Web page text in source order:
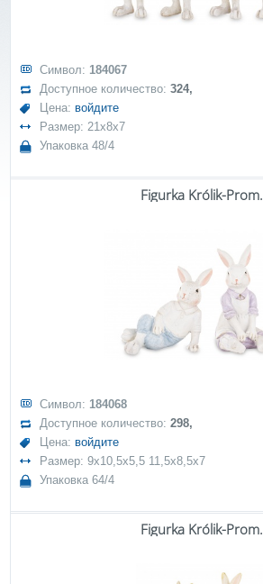
Символ: 184067
Доступное количество:324,
Цена: войдите
Размер: 21x8x7
Упаковка 48/4
Figurka Królik-Prom.
Символ: 184068
Доступное количество:298,
Цена: войдите
Размер: 9x10,5x5,5 11,5x8,5x7
Упаковка 64/4
Figurka Królik-Prom.